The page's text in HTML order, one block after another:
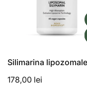
Silimarina lipozomale
178,00 lei